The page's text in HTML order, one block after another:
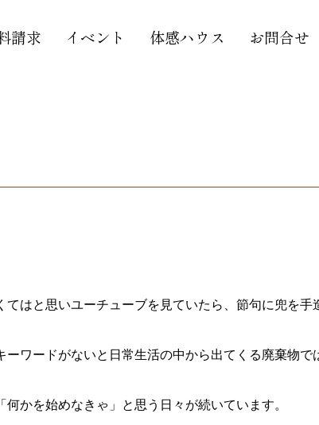
請求 イベント 体感ハウス お問合せ
はと思いユーチューブを見ていたら、節句に兜を手
ワードがないと日常生活の中から出てくる廃棄物で
かを始めなきゃ」と思う日々が続いています。